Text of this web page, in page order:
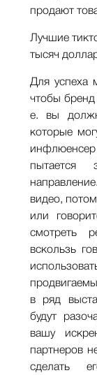
продают
Лучшие
тысяч
Для успеха
чтобы
е. вы
которые
инфлюенсер
пытается
видео,
или
смотреть
вскользь
в ряд
будут
вашу
партнеров
сделать